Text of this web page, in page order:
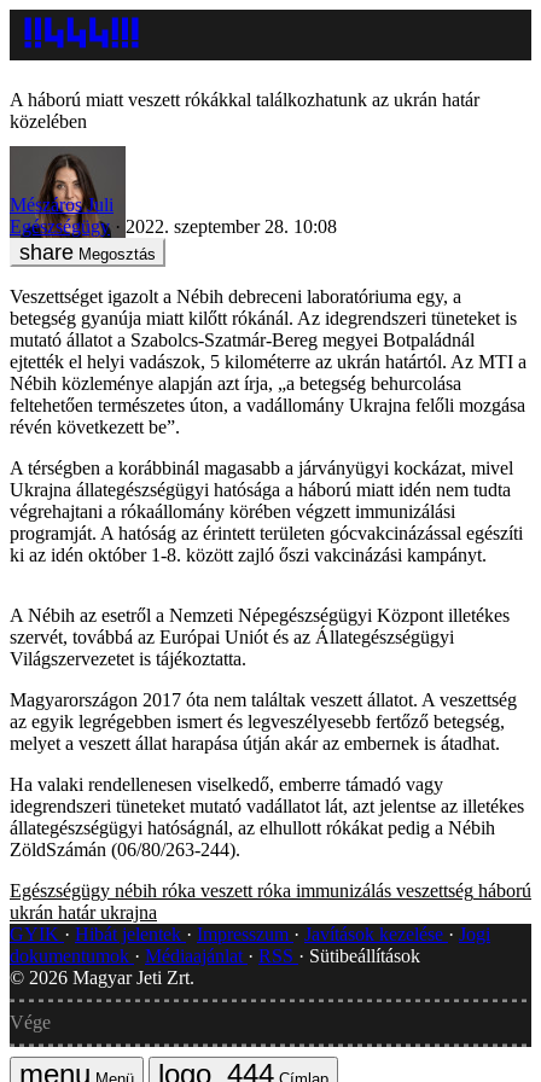
A háború miatt veszett rókákkal találkozhatunk az ukrán határ
közelében
Mészáros Juli
Egészségügy
2022. szeptember 28. 10:08
Megosztás
Veszettséget igazolt a Nébih debreceni laboratóriuma egy, a
betegség gyanúja miatt kilőtt rókánál. Az idegrendszeri tüneteket is
mutató állatot a Szabolcs-Szatmár-Bereg megyei Botpaládnál
ejtették el helyi vadászok, 5 kilométerre az ukrán határtól. Az MTI a
Nébih közleménye alapján azt írja, „a betegség behurcolása
feltehetően természetes úton, a vadállomány Ukrajna felőli mozgása
révén következett be”.
A térségben a korábbinál magasabb a járványügyi kockázat, mivel
Ukrajna állategészségügyi hatósága a háború miatt idén nem tudta
végrehajtani a rókaállomány körében végzett immunizálási
programját. A hatóság az érintett területen gócvakcinázással egészíti
ki az idén október 1-8. között zajló őszi vakcinázási kampányt.
A Nébih az esetről a Nemzeti Népegészségügyi Központ illetékes
szervét, továbbá az Európai Uniót és az Állategészségügyi
Világszervezetet is tájékoztatta.
Magyarországon 2017 óta nem találtak veszett állatot. A veszettség
az egyik legrégebben ismert és legveszélyesebb fertőző betegség,
melyet a veszett állat harapása útján akár az embernek is átadhat.
Ha valaki rendellenesen viselkedő, emberre támadó vagy
idegrendszeri tüneteket mutató vadállatot lát, azt jelentse az illetékes
állategészségügyi hatóságnál, az elhullott rókákat pedig a Nébih
ZöldSzámán (06/80/263-244).
Egészségügy nébih róka veszett róka immunizálás veszettség háború
ukrán határ ukrajna
GYIK
Hibát jelentek Impresszum Javítások kezelése
Jogi
dokumentumok
Médiaajánlat RSS
Sütibeállítások
© 2026 Magyar Jeti Zrt.
Vége